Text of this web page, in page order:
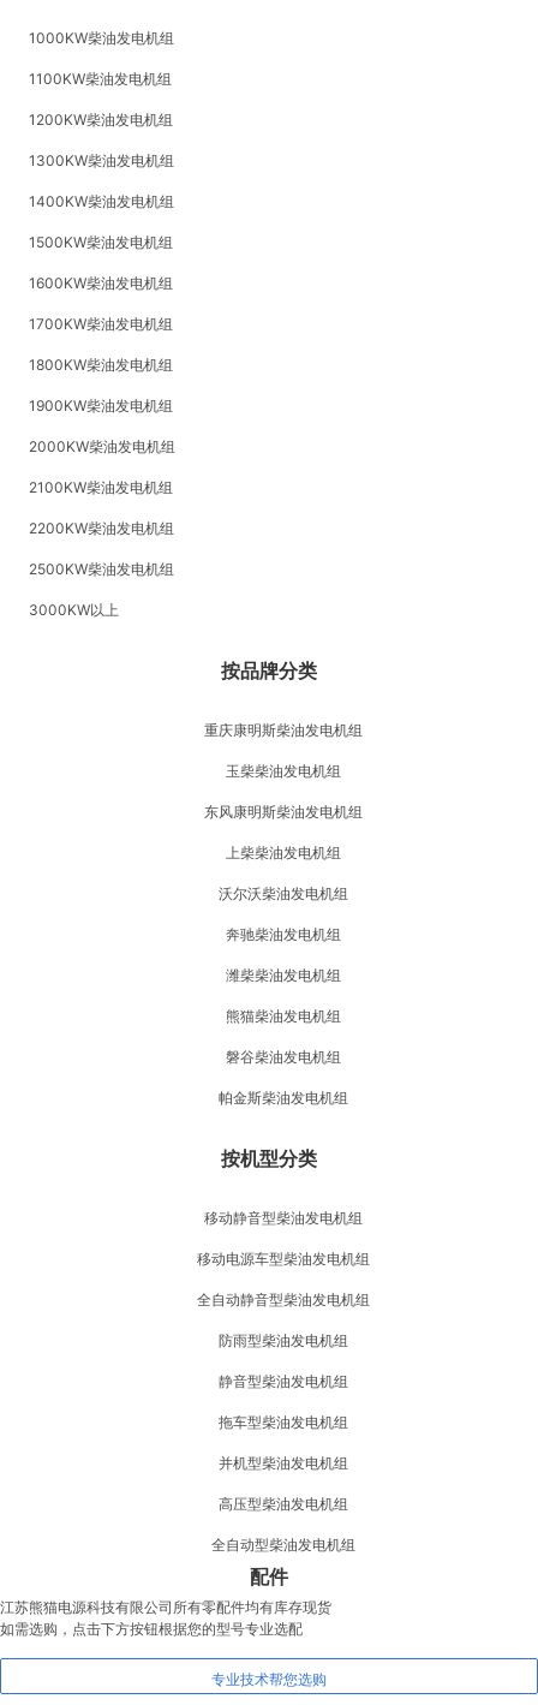
1000KW柴油发电机组
1100KW柴油发电机组
1200KW柴油发电机组
1300KW柴油发电机组
1400KW柴油发电机组
1500KW柴油发电机组
1600KW柴油发电机组
1700KW柴油发电机组
1800KW柴油发电机组
1900KW柴油发电机组
2000KW柴油发电机组
2100KW柴油发电机组
2200KW柴油发电机组
2500KW柴油发电机组
3000KW以上
按品牌分类
重庆康明斯柴油发电机组
玉柴柴油发电机组
东风康明斯柴油发电机组
上柴柴油发电机组
沃尔沃柴油发电机组
奔驰柴油发电机组
潍柴柴油发电机组
熊猫柴油发电机组
磐谷柴油发电机组
帕金斯柴油发电机组
按机型分类
移动静音型柴油发电机组
移动电源车型柴油发电机组
全自动静音型柴油发电机组
防雨型柴油发电机组
静音型柴油发电机组
拖车型柴油发电机组
并机型柴油发电机组
高压型柴油发电机组
全自动型柴油发电机组
配件
江苏熊猫电源科技有限公司所有零配件均有库存现货
如需选购，点击下方按钮根据您的型号专业选配
专业技术帮您选购